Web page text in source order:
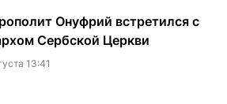
Онуфрий встретился с
Сербской Церкви
13:41